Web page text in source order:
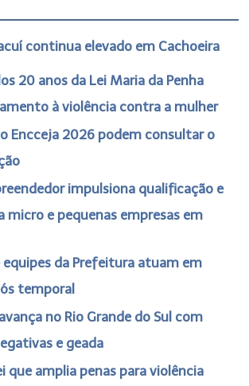
continua elevado em Cachoeira
20 anos da Lei Maria da Penha
à violência contra a mulher
Encceja 2026 podem consultar o
impulsiona qualificação e
micro e pequenas empresas em
equipes da Prefeitura atuam em
temporal
no Rio Grande do Sul com
e geada
que amplia penas para violência